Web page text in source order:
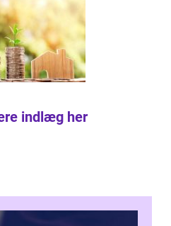
indlæg her